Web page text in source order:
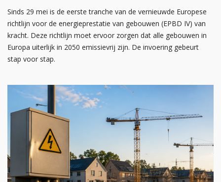
Sinds 29 mei is de eerste tranche van de vernieuwde Europese
richtlijn voor de energieprestatie van gebouwen (EPBD IV) van
kracht. Deze richtlijn moet ervoor zorgen dat alle gebouwen in
Europa uiterlijk in 2050 emissievrij zijn. De invoering gebeurt
stap voor stap.